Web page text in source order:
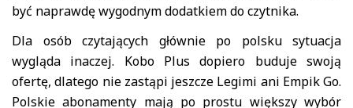
być naprawdę wygodnym dodatkiem do czytnika.
Dla osób czytających głównie po polsku sytuacja
wygląda inaczej. Kobo Plus dopiero buduje swoją
ofertę, dlatego nie zastąpi jeszcze Legimi ani Empik Go.
Polskie abonamenty mają po prostu większy wybór